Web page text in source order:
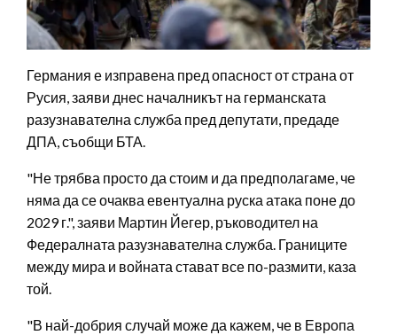
Германия е изправена пред опасност от страна от
Русия, заяви днес началникът на германската
разузнавателна служба пред депутати, предаде
ДПА, съобщи БТА.
"Не трябва просто да стоим и да предполагаме, че
няма да се очаква евентуална руска атака поне до
2029 г.", заяви Мартин Йегер, ръководител на
Федералната разузнавателна служба. Границите
между мира и войната стават все по-размити, каза
той.
"В най-добрия случай може да кажем, че в Европа